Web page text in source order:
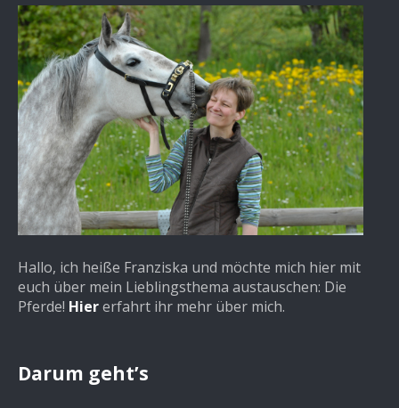
Hallo, ich heiße Franziska und möchte mich hier mit
euch über mein Lieblingsthema austauschen: Die
Pferde! Hiererfahrt ihr mehr über mich.
Darum geht’s